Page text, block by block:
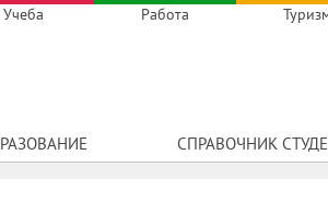
Учеба Работа
СПРАВОЧНИК